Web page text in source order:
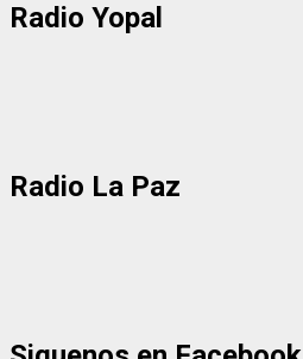
Radio Yopal
Radio La Paz